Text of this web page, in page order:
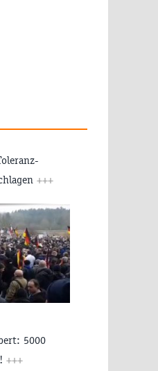
+++
5000
+++